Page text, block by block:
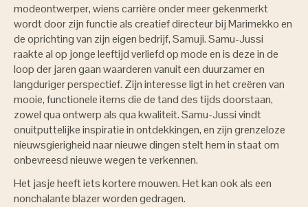
modeontwerper, wiens carrière onder meer gekenmerkt
wordt door zijn functie als creatief directeur bij Marimekko en
de oprichting van zijn eigen bedrijf, Samuji. Samu-Jussi
raakte al op jonge leeftijd verliefd op mode en is deze in de
loop der jaren gaan waarderen vanuit een duurzamer en
langduriger perspectief. Zijn interesse ligt in het creëren van
mooie, functionele items die de tand des tijds doorstaan,
zowel qua ontwerp als qua kwaliteit. Samu-Jussi vindt
onuitputtelijke inspiratie in ontdekkingen, en zijn grenzeloze
nieuwsgierigheid naar nieuwe dingen stelt hem in staat om
onbevreesd nieuwe wegen te verkennen.
Het jasje heeft iets kortere mouwen. Het kan ook als een
nonchalante blazer worden gedragen.